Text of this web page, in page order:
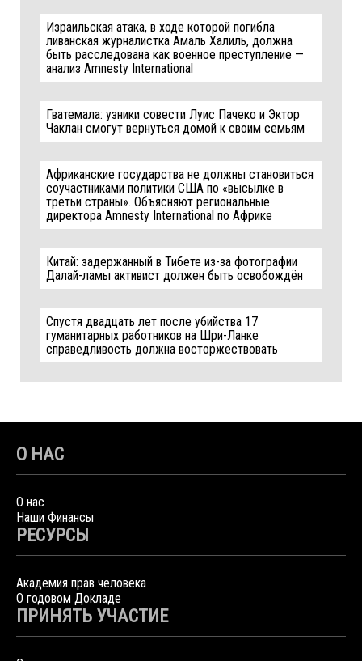
Израильская атака, в ходе которой погибла
ливанская журналистка Амаль Халиль, должна
быть расследована как военное преступление —
анализ Amnesty International
Гватемала: узники совести Луис Пачеко и Эктор
Чаклан смогут вернуться домой к своим семьям
Африканские государства не должны становиться
соучастниками политики США по «высылке в
третьи страны». Объясняют региональные
директора Amnesty International по Африке
Китай: задержанный в Тибете из-за фотографии
Далай-ламы активист должен быть освобождён
Спустя двадцать лет после убийства 17
гуманитарных работников на Шри-Ланке
справедливость должна восторжествовать
О НАС
О нас
Наши Финансы
РЕСУРСЫ
Академия прав человека
О годовом Докладе
ПРИНЯТЬ УЧАСТИЕ